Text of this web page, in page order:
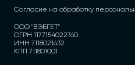
Согласие на обработку
ООО "ВЭБГЕТ"
ОГРН 1177154022760
ИНН 7118021632
КПП 711801001